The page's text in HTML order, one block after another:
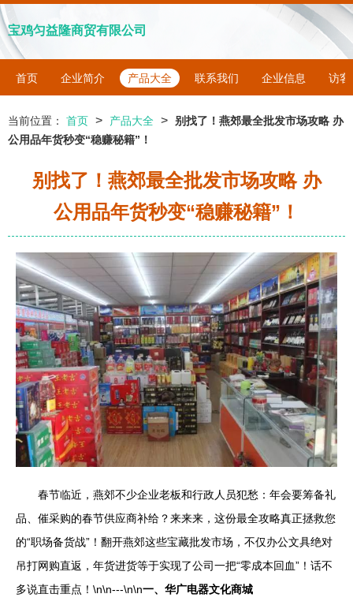
宝鸡匀益隆商贸有限公司
首页 企业简介 产品大全 联系我们 企业信息 访客
当前位置： 首页 > 产品大全 > 别找了！燕郊最全批发市场攻略 办
公用品年货秒变“稳赚秘籍”！
别找了！燕郊最全批发市场攻略 办
公用品年货秒变“稳赚秘籍”！
春节临近，燕郊不少企业老板和行政人员犯愁：年会要筹备礼
品、催采购的春节供应商补给？来来来，这份最全攻略真正拯救您
的“职场备货战”！翻开燕郊这些宝藏批发市场，不仅办公文具绝对
吊打网购直返，年货进货等于实现了公司一把“零成本回血”！话不
多说直击重点！\n\n---\n\n一、华广电器文化商城